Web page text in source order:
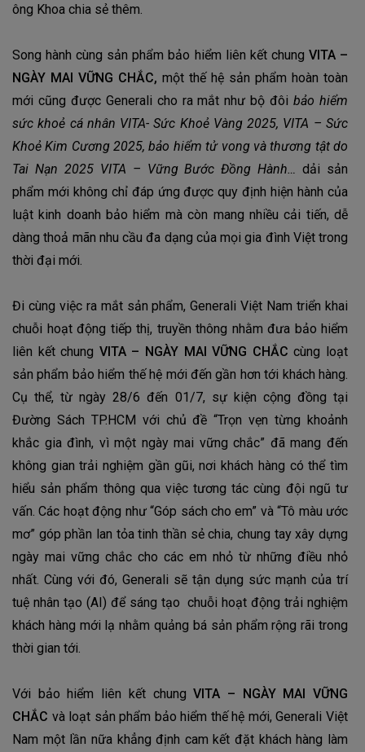
ông Khoa chia sẻ thêm.
Song hành cùng sản phẩm bảo hiểm liên kết chung VITA –
NGÀY MAI VỮNG CHẮC, một thế hệ sản phẩm hoàn toàn
mới cũng được Generali cho ra mắt như bộ đôibảo hiểm
sức khoẻ cá nhân VITA- Sức Khoẻ Vàng 2025, VITA – Sức
Khoẻ Kim Cương 2025, bảo hiểm tử vong và thương tật do
Tai Nạn 2025 VITA – Vững Bước Đồng Hành…dải sản
phẩm mới không chỉ đáp ứng được quy định hiện hành của
luật kinh doanh bảo hiểm mà còn mang nhiều cải tiến, dễ
dàng thoả mãn nhu cầu đa dạng của mọi gia đình Việt trong
thời đại mới.
Đi cùng việc ra mắt sản phẩm, Generali Việt Nam triển khai
chuỗi hoạt động tiếp thị, truyền thông nhằm đưa bảo hiểm
liên kết chung VITA – NGÀY MAI VỮNG CHẮCcùng loạt
sản phẩm bảo hiểm thế hệ mới đến gần hơn tới khách hàng.
Cụ thể, từ ngày 28/6 đến 01/7, sự kiện cộng đồng tại
Đường Sách TP.HCM với chủ đề “Trọn vẹn từng khoảnh
khắc gia đình, vì một ngày mai vững chắc” đã mang đến
không gian trải nghiệm gần gũi, nơi khách hàng có thể tìm
hiểu sản phẩm thông qua việc tương tác cùng đội ngũ tư
vấn. Các hoạt động như “Góp sách cho em” và “Tô màu ước
mơ” góp phần lan tỏa tinh thần sẻ chia, chung tay xây dựng
ngày mai vững chắc cho các em nhỏ từ những điều nhỏ
nhất. Cùng với đó, Generali sẽ tận dụng sức mạnh của trí
tuệ nhân tạo (AI) để sáng tạo chuỗi hoạt động trải nghiệm
khách hàng mới lạ nhằm quảng bá sản phẩm rộng rãi trong
thời gian tới.
Với bảo hiểm liên kết chungVITA – NGÀY MAI VỮNG
CHẮC và loạt sản phẩm bảo hiểm thế hệ mới, Generali Việt
Nam một lần nữa khẳng định cam kết đặt khách hàng làm